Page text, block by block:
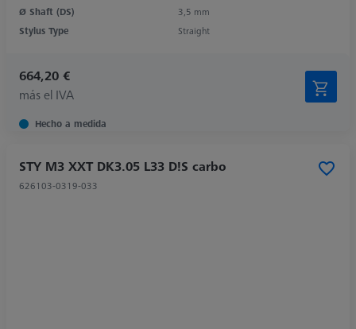
Ø Shaft (DS)
3,5 mm
Stylus Type
Straight
664,20 €
más el IVA
Hecho a medida
STY M3 XXT DK3.05 L33 D!S carbo
626103-0319-033